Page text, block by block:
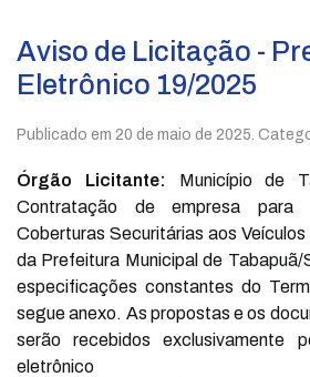
Aviso de Licitação -
Eletrônico 19/2025
Publicado em 20 de maio de 2025 .
Órgão Licitante: Município de
Contratação de empresa para
Coberturas Securitárias aos
da Prefeitura Municipal de
especificações constantes do
segue anexo. As propostas e os
serão recebidos exclusivamente
eletrônico